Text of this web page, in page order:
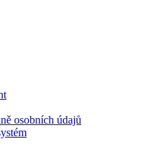
osobních údajů